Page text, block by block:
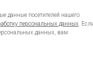
данные посетителей нашего
персональных данных.
данных, вам